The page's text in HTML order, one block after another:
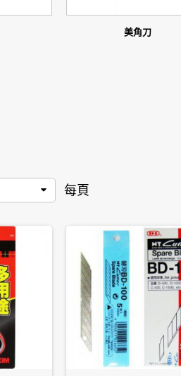
美角刀
每頁